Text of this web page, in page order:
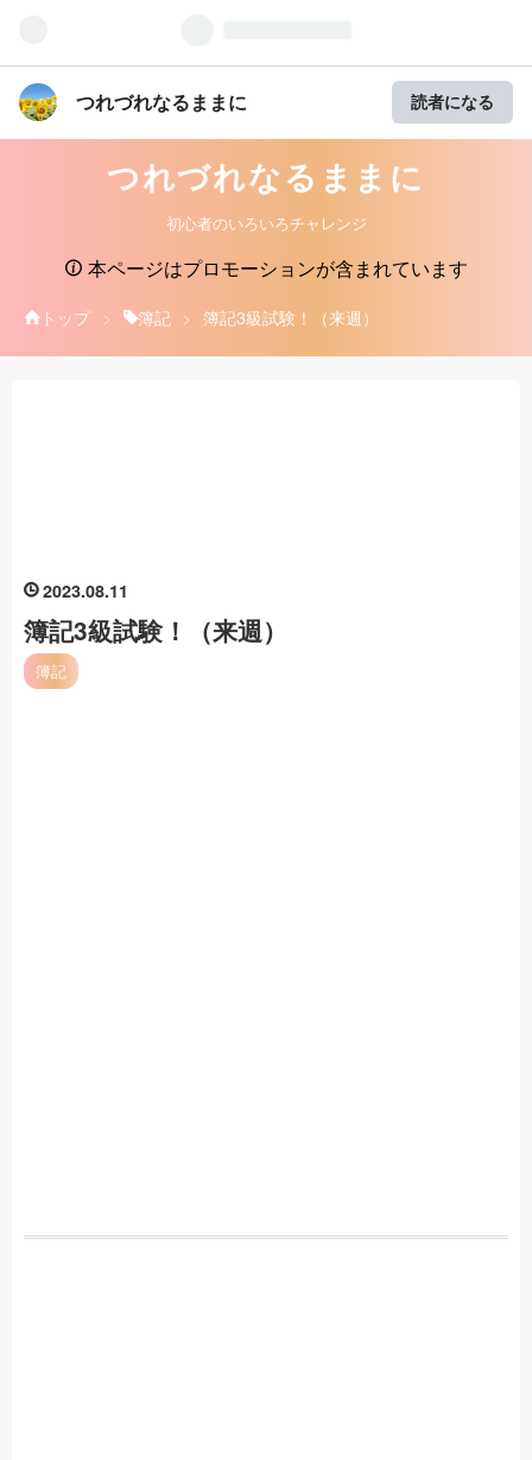
つれづれなるままに 読者になる
つれづれなるままに
初心者のいろいろチャレンジ
本ページはプロモーションが含まれています
トップ > 簿記 > 簿記3級試験！（来週）
2023 08 11
簿記3級試験！（来週）
簿記